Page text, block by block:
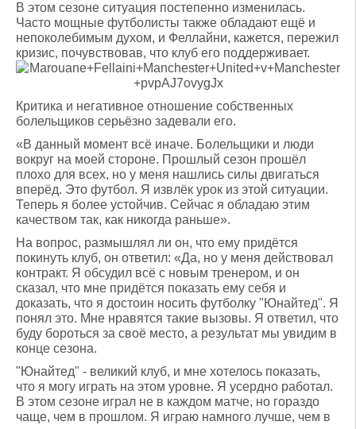
В этом сезоне ситуация постепенно изменилась.
Часто мощные футболисты также обладают ещё и
непоколебимым духом, и Феллайни, кажется, пережил
кризис, почувствовав, что клуб его поддерживает.
Критика и негативное отношение собственных
болельщиков серьёзно задевали его.
«В данный момент всё иначе. Болельщики и люди
вокруг на моей стороне. Прошлый сезон прошёл
плохо для всех, но у меня нашлись силы двигаться
вперёд. Это футбол. Я извлёк урок из этой ситуации.
Теперь я более устойчив. Сейчас я обладаю этим
качеством так, как никогда раньше».
На вопрос, размышлял ли он, что ему придётся
покинуть клуб, он ответил: «Да, но у меня действовал
контракт. Я обсудил всё с новым тренером, и он
сказал, что мне придётся показать ему себя и
доказать, что я достоин носить футболку "Юнайтед". Я
понял это. Мне нравятся такие вызовы. Я ответил, что
буду бороться за своё место, а результат мы увидим в
конце сезона.
"Юнайтед" - великий клуб, и мне хотелось показать,
что я могу играть на этом уровне. Я усердно работал.
В этом сезоне играл не в каждом матче, но гораздо
чаще, чем в прошлом. Я играю намного лучше, чем в